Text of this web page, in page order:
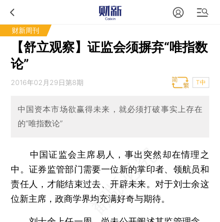
财新周刊
【舒立观察】证监会须摒弃“唯指数
论”
2016年02月29日第8期 T中
中国资本市场欲赢得未来，就必须打破事实上存在
的“唯指数论”
中国证监会主席易人，事出突然却在情理之
中。证券监管部门需要一位新的掌印者、领航员和
责任人，才能结束过去、开辟未来。对于刘士余这
位新主席，政商学界均充满好奇与期待。